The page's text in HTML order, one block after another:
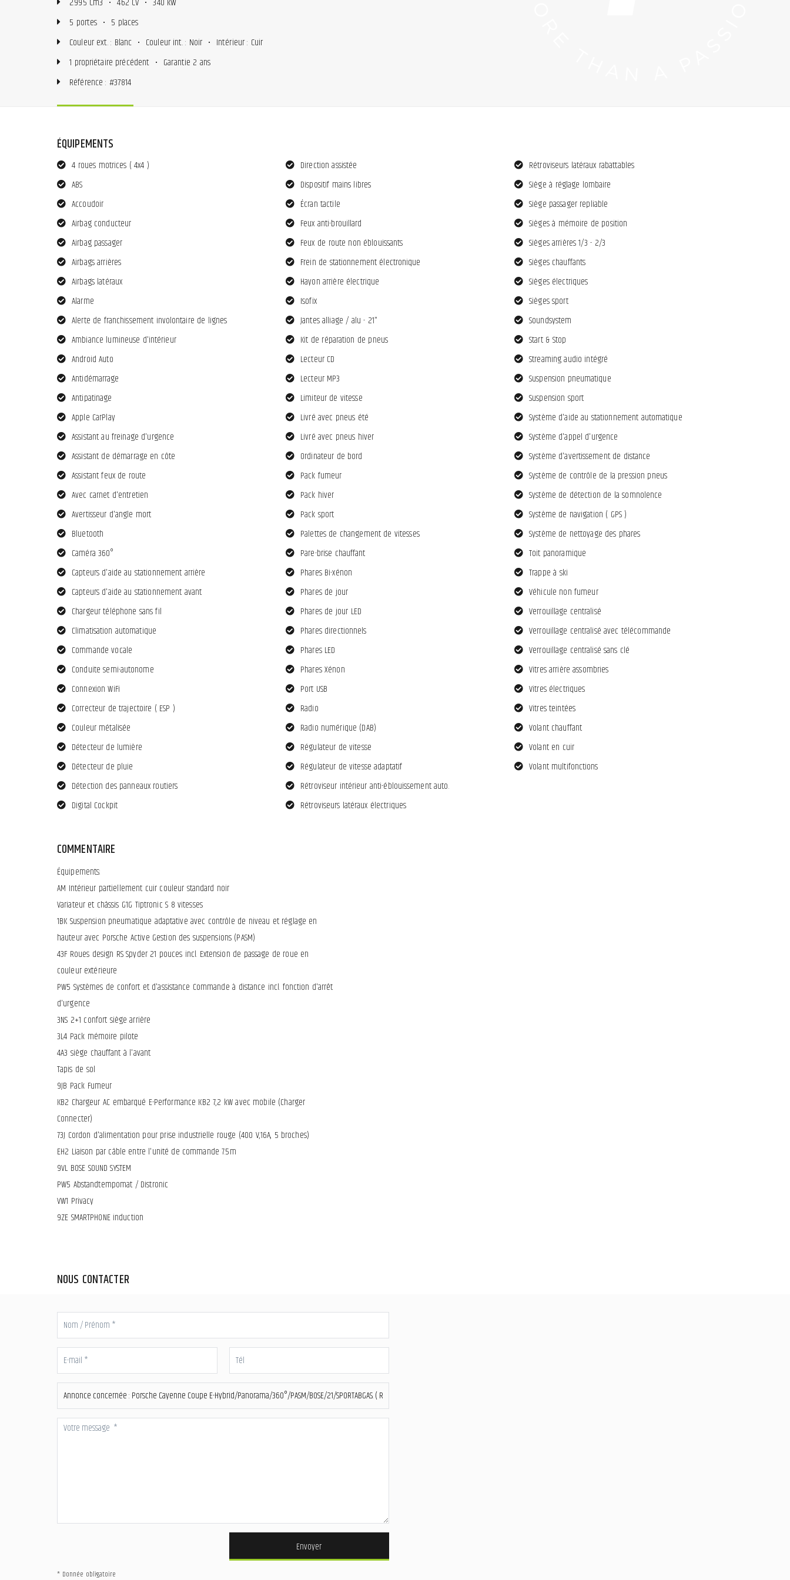
5 portes • 5 places
Couleur ext. : Blanc • Couleur int. : Noir • Intérieur : Cuir
1 propriétaire précédent • Garantie 2 ans
Référence : #37814
ÉQUIPEMENTS
4 roues motrices ( 4x4 )
ABS
Accoudoir
Airbag conducteur
Airbag passager
Airbags arrières
Airbags latéraux
Alarme
Alerte de franchissement involontaire de lignes
Ambiance lumineuse d'intérieur
Android Auto
Antidémarrage
Antipatinage
Apple CarPlay
Assistant au freinage d'urgence
Assistant de démarrage en côte
Assistant feux de route
Avec carnet d'entretien
Avertisseur d'angle mort
Bluetooth
Caméra 360°
Capteurs d'aide au stationnement arrière
Capteurs d'aide au stationnement avant
Chargeur téléphone sans fil
Climatisation automatique
Commande vocale
Conduite semi-autonome
Connexion WiFi
Correcteur de trajectoire ( ESP )
Couleur métalisée
Détecteur de lumière
Détecteur de pluie
Détection des panneaux routiers
Digital Cockpit
Direction assistée
Dispositif mains libres
Écran tactile
Feux anti-brouillard
Feux de route non éblouissants
Frein de stationnement électronique
Hayon arrière électrique
Isofix
Jantes alliage / alu - 21"
Kit de réparation de pneus
Lecteur CD
Lecteur MP3
Limiteur de vitesse
Livré avec pneus été
Livré avec pneus hiver
Ordinateur de bord
Pack fumeur
Pack hiver
Pack sport
Palettes de changement de vitesses
Pare-brise chauffant
Phares Bi-xénon
Phares de jour
Phares de jour LED
Phares directionnels
Phares LED
Phares Xénon
Port USB
Radio
Radio numérique (DAB)
Régulateur de vitesse
Régulateur de vitesse adaptatif
Rétroviseur intérieur anti-éblouissement auto.
Rétroviseurs latéraux électriques
Rétroviseurs latéraux rabattables
Siège à réglage lombaire
Siège passager repliable
Sièges à mémoire de position
Sièges arrières 1/3 - 2/3
Sièges chauffants
Sièges électriques
Sièges sport
Soundsystem
Start & Stop
Streaming audio intégré
Suspension pneumatique
Suspension sport
Système d'aide au stationnement automatique
Système d'appel d'urgence
Système d'avertissement de distance
Système de contrôle de la pression pneus
Système de détection de la somnolence
Système de navigation ( GPS )
Système de nettoyage des phares
Toit panoramique
Trappe à ski
Véhicule non fumeur
Verrouillage centralisé
Verrouillage centralisé avec télécommande
Verrouillage centralisé sans clé
Vitres arrière assombries
Vitres électriques
Vitres teintées
Volant chauffant
Volant en cuir
Volant multifonctions
COMMENTAIRE
Équipements:
AM Intérieur partiellement cuir couleur standard noir
Variateur et châssis G1G Tiptronic S 8 vitesses
1BK Suspension pneumatique adaptative avec contrôle de niveau et réglage en
hauteur avec Porsche Active Gestion des suspensions (PASM)
43F Roues design RS Spyder 21 pouces incl. Extension de passage de roue en
couleur extérieure
PW5 Systèmes de confort et d'assistance Commande à distance incl. fonction d'arrêt
d'urgence
3NS 2+1 confort siège arrière
3L4 Pack mémoire pilote
4A3 siège chauffant à l'avant
Tapis de sol
9JB Pack Fumeur
KB2 Chargeur AC embarqué E-Performance KB2 7,2 kW avec mobile (Charger
Connecter)
73J Cordon d'alimentation pour prise industrielle rouge (400 V,16A, 5 broches)
EH2 Liaison par câble entre l'unité de commande 7.5m
9VL BOSE SOUND SYSTEM
PW5 Abstandtempomat / Distronic
VW1 Privacy
9ZE SMARTPHONE induction
NOUS CONTACTER
Envoyer
* Donnée obligatoire